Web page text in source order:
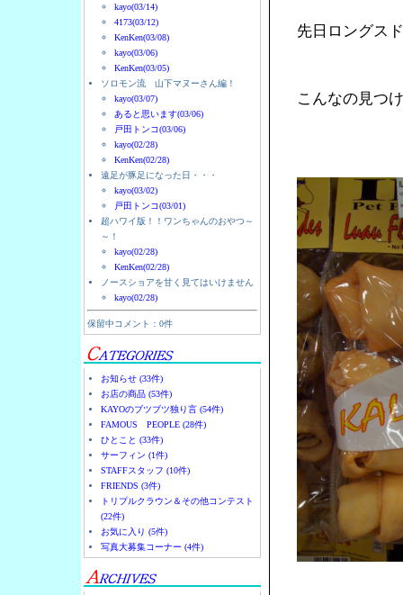
kayo(03/14)
4173(03/12)
KenKen(03/08)
kayo(03/06)
KenKen(03/05)
ソロモン流 山下マヌーさん編！
kayo(03/07)
あると思います(03/06)
戸田トンコ(03/06)
kayo(02/28)
KenKen(02/28)
遠足が豚足になった日・・・
kayo(03/02)
戸田トンコ(03/01)
超ハワイ版！！ワンちゃんのおやつ～
～！
kayo(02/28)
KenKen(02/28)
ノースショアを甘く見てはいけません
kayo(02/28)
保留中コメント：0件
お知らせ (33件)
お店の商品 (53件)
KAYOのブツブツ独り言 (54件)
FAMOUS PEOPLE (28件)
ひとこと (33件)
サーフィン (1件)
STAFFスタッフ (10件)
FRIENDS (3件)
トリプルクラウン＆その他コンテスト
(22件)
お気に入り (5件)
写真大募集コーナー (4件)
先日ロングス
こんなの見つ